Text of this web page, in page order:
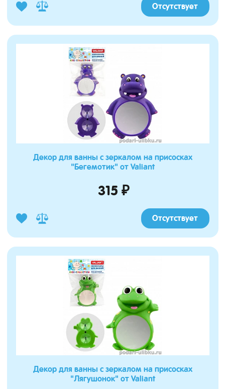
Отсутствует
Декор для ванны с зеркалом на присосках
"Бегемотик" от Valiant
315 ₽
Отсутствует
Декор для ванны с зеркалом на присосках
"Лягушонок" от Valiant